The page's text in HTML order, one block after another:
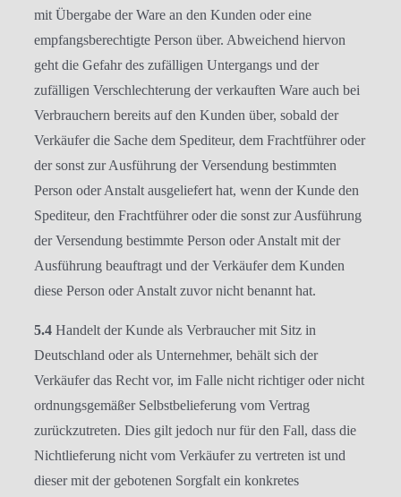
mit Übergabe der Ware an den Kunden oder eine
empfangsberechtigte Person über. Abweichend hiervon
geht die Gefahr des zufälligen Untergangs und der
zufälligen Verschlechterung der verkauften Ware auch bei
Verbrauchern bereits auf den Kunden über, sobald der
Verkäufer die Sache dem Spediteur, dem Frachtführer oder
der sonst zur Ausführung der Versendung bestimmten
Person oder Anstalt ausgeliefert hat, wenn der Kunde den
Spediteur, den Frachtführer oder die sonst zur Ausführung
der Versendung bestimmte Person oder Anstalt mit der
Ausführung beauftragt und der Verkäufer dem Kunden
diese Person oder Anstalt zuvor nicht benannt hat.
5.4 Handelt der Kunde als Verbraucher mit Sitz in
Deutschland oder als Unternehmer, behält sich der
Verkäufer das Recht vor, im Falle nicht richtiger oder nicht
ordnungsgemäßer Selbstbelieferung vom Vertrag
zurückzutreten. Dies gilt jedoch nur für den Fall, dass die
Nichtlieferung nicht vom Verkäufer zu vertreten ist und
dieser mit der gebotenen Sorgfalt ein konkretes